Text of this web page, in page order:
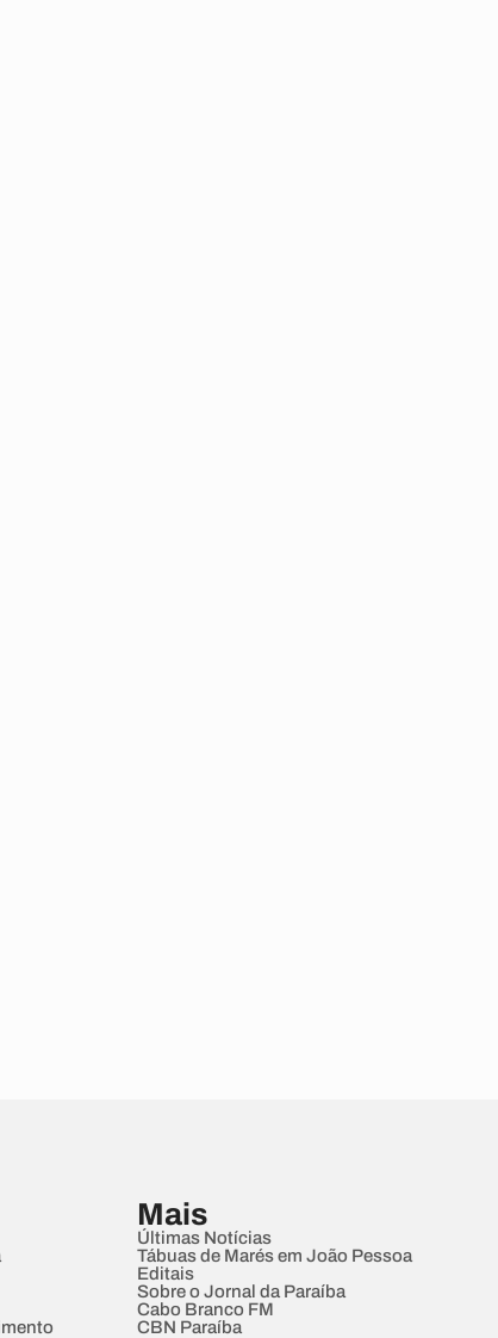
Mais
Últimas Notícias
Tábuas de Marés em João Pessoa
Editais
Sobre o Jornal da Paraíba
Cabo Branco FM
CBN Paraíba